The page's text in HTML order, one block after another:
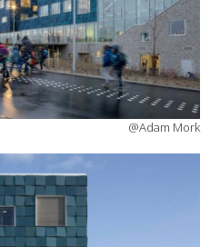
@Adam Mork